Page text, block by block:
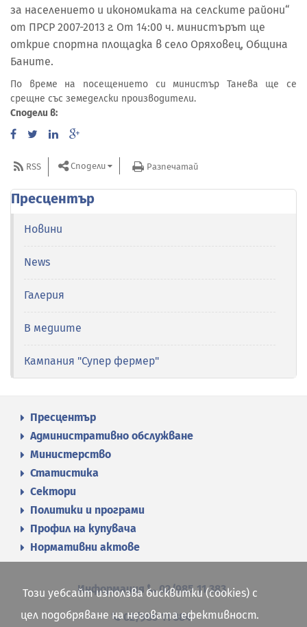
за населението и икономиката на селските райони“
от ПРСР 2007-2013 г. От 14:00 ч. министърът ще
открие спортна площадка в село Оряховец, Община
Баните.
По време на посещението си министър Танева ще се
срещне със земеделски производители.
Сподели в:
RSS Сподели Разпечатай
Пресцентър
Новини
News
Галерия
В медиите
Кампания "Супер фермер"
Пресцентър
Административно обслужване
Министерство
Статистика
Сектори
Политики и програми
Профил на купувача
Нормативни актове
Информация 02/985 11 383
02/985 11 384
Този уебсайт използва бисквитки (cookies) с
цел подобряване на неговата ефективност.